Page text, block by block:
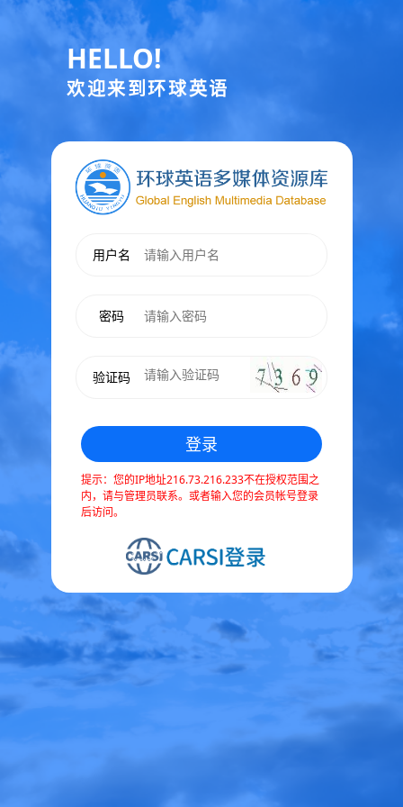
HELLO!
欢迎来到环球英语
用户名
密码
验证码
提示：您的IP地址216.73.216.233不在授权范围之
内，请与管理员联系。或者输入您的会员帐号登录
后访问。